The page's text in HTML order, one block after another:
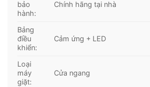
bảo
hành:
Chính hãng tại nhà
Bảng
điều
khiển:
Cảm ứng + LED
Loại
máy
giặt:
Cửa ngang